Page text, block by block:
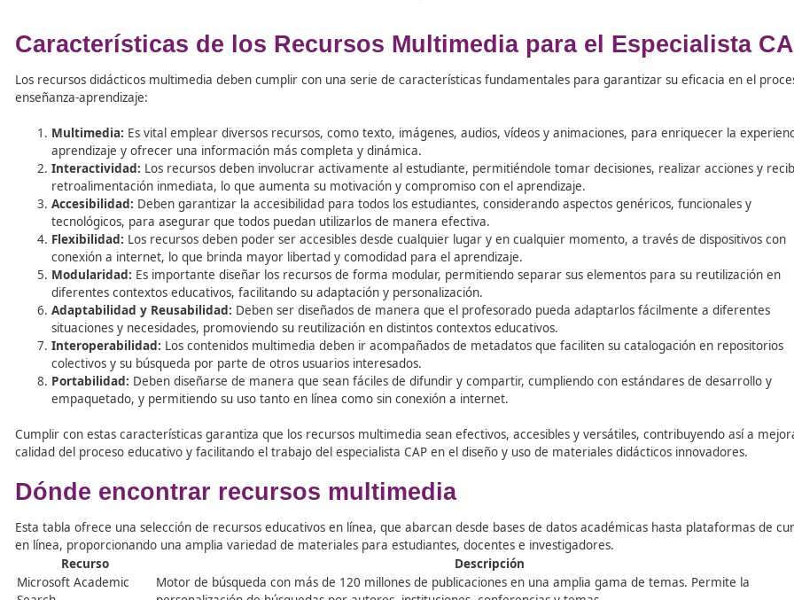
Tabla de contenidos
Características de los Recursos Multimedia para el
Los recursos didácticos multimedia deben cumplir con una serie de características fundamentales para garantizar
enseñanza-aprendizaje:
Multimedia:Es vital emplear diversos recursos, como texto, imágenes, audios, vídeos y animaciones, para
aprendizaje y ofrecer una información más completa y dinámica.
Interactividad:Los recursos deben involucrar activamente al estudiante, permitiéndole tomar decisiones,
retroalimentación inmediata, lo que aumenta su motivación y compromiso con el aprendizaje.
Accesibilidad:Deben garantizar la accesibilidad para todos los estudiantes, considerando aspectos genéricos,
tecnológicos, para asegurar que todos puedan utilizarlos de manera efectiva.
conexión a internet, lo que brinda mayor libertad y comodidad para el aprendizaje.
Modularidad:
Es importante diseñar los recursos de forma modular, permitiendo separar sus elementos
diferentes contextos educativos, facilitando su adaptación y personalización.
Adaptabilidad y Reusabilidad:Deben ser diseñados de manera que el profesorado pueda adaptarlos
situaciones y necesidades, promoviendo su reutilización en distintos contextos educativos.
Interoperabilidad:Los contenidos multimedia deben ir acompañados de metadatos que faciliten su
colectivos y su búsqueda por parte de otros usuarios interesados.
Portabilidad:
Deben diseñarse de manera que sean fáciles de difundir y compartir, cumpliendo con